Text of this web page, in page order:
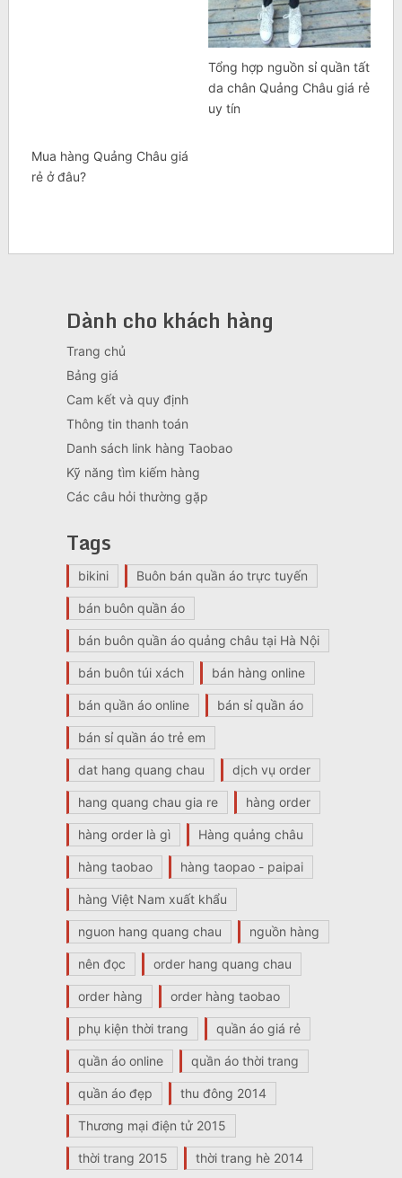
Tổng hợp nguồn sỉ quần tất
da chân Quảng Châu giá rẻ
uy tín
Mua hàng Quảng Châu giá
rẻ ở đâu?
Dành cho khách hàng
Trang chủ
Bảng giá
Cam kết và quy định
Thông tin thanh toán
Danh sách link hàng Taobao
Kỹ năng tìm kiếm hàng
Các câu hỏi thường gặp
Tags
bikini Buôn bán quần áo trực tuyến
bán buôn quần áo
bán buôn quần áo quảng châu tại Hà Nội
bán buôn túi xách bán hàng online
bán quần áo online bán sỉ quần áo
bán sỉ quần áo trẻ em
dat hang quang chau dịch vụ order
hang quang chau gia re hàng order
hàng order là gì Hàng quảng châu
hàng taobao hàng taopao - paipai
hàng Việt Nam xuất khẩu
nguon hang quang chau nguồn hàng
nên đọc order hang quang chau
order hàng order hàng taobao
phụ kiện thời trang quần áo giá rẻ
quần áo online quần áo thời trang
quần áo đẹp thu đông 2014
Thương mại điện tử 2015
thời trang 2015 thời trang hè 2014